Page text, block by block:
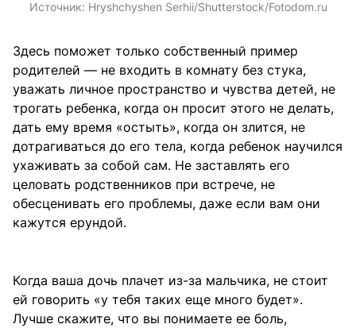
Источник: Hryshchyshen Serhii/Shutterstock/Fotodom.ru
Здесь поможет только собственный пример
родителей — не входить в комнату без стука,
уважать личное пространство и чувства детей, не
трогать ребенка, когда он просит этого не делать,
дать ему время «остыть», когда он злится, не
дотрагиваться до его тела, когда ребенок научился
ухаживать за собой сам. Не заставлять его
целовать родственников при встрече, не
обесценивать его проблемы, даже если вам они
кажутся ерундой.
Когда ваша дочь плачет из-за мальчика, не стоит
ей говорить «у тебя таких еще много будет».
Лучше скажите, что вы понимаете ее боль,